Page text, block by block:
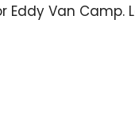
Eddy Van Camp.